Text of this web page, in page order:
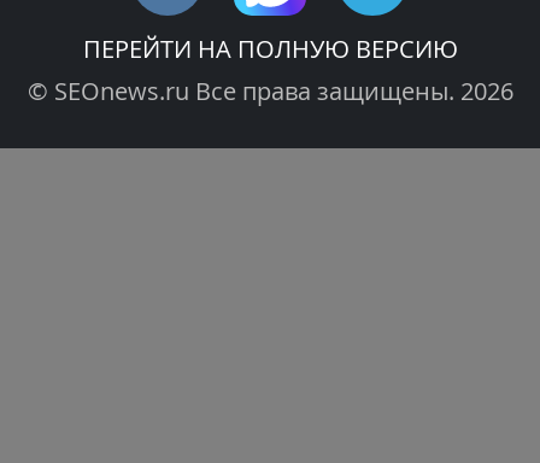
ПЕРЕЙТИ НА ПОЛНУЮ ВЕРСИЮ
© SEOnews.ru Все права защищены. 2026